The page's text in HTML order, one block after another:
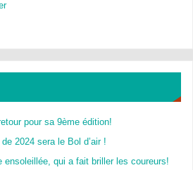
pour sa 9ème édition!
2024 sera le Bol d’air !
ensoleillée, qui a fait briller les coureurs!